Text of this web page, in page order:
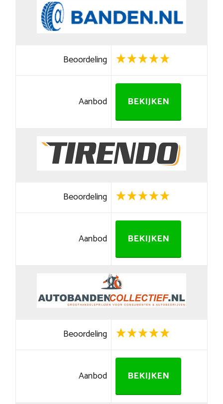
Beoordeling
Aanbod BEKIJKEN
Beoordeling
Aanbod BEKIJKEN
Beoordeling
Aanbod BEKIJKEN